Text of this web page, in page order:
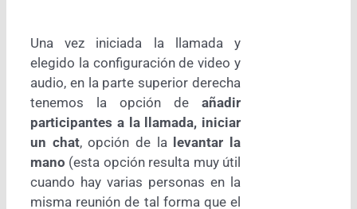
Una vez iniciada la llamada y
elegido la configuración de video y
audio, en la parte superior derecha
tenemos la opción deañadir
participantes a la llamada, iniciar
un chat, opción de la levantar la
mano (esta opción resulta muy útil
cuando hay varias personas en la
misma reunión de tal forma que el